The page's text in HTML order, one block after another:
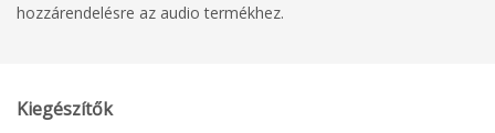
hozzárendelésre az audio termékhez.
Kiegészítők